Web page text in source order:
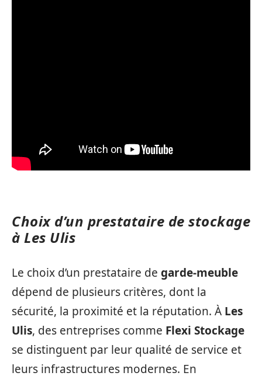
Choix d’un prestataire de stockage
à Les Ulis
Le choix d’un prestataire de garde-meuble
dépend de plusieurs critères, dont la
sécurité, la proximité et la réputation. À Les
Ulis, des entreprises comme Flexi Stockage
se distinguent par leur qualité de service et
leurs infrastructures modernes. En